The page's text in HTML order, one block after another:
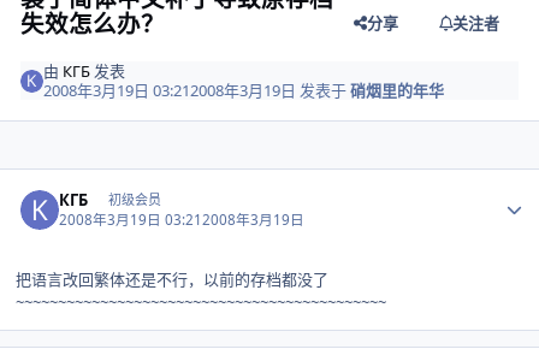
失效怎么办？ 分享 关注者
由 КГБ 发表
2008年3月19日 03:212008年3月19日 发表于硝烟里的年华
КГБ 初级会员
2008年3月19日 03:212008年3月19日
把语言改回繁体还是不行，以前的存档都没了
~~~~~~~~~~~~~~~~~~~~~~~~~~~~~~~~~~~~~~~~~~~~